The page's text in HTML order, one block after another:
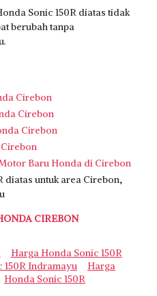
Sonic 150R diatas tidak
berubah tanpa
Cirebon
Cirebon
Cirebon
Baru Honda di Cirebon
diatas untuk area Cirebon,
CIREBON
Harga Honda Sonic 150R
150R Indramayu
Harga
Honda Sonic 150R